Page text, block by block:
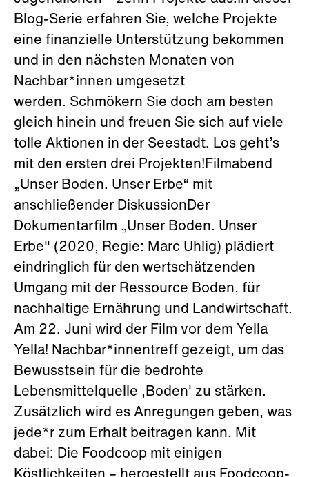
Blog-Serie erfahren Sie, welche Projekte
eine finanzielle Unterstützung bekommen
und in den nächsten Monaten von
Nachbar*innen umgesetzt
werden. Schmökern Sie doch am besten
gleich hinein und freuen Sie sich auf viele
tolle Aktionen in der Seestadt. Los geht’s
mit den ersten drei Projekten!Filmabend
„Unser Boden. Unser Erbe“ mit
anschließender DiskussionDer
Dokumentarfilm „Unser Boden. Unser
Erbe" (2020, Regie: Marc Uhlig) plädiert
eindringlich für den wertschätzenden
Umgang mit der Ressource Boden, für
nachhaltige Ernährung und Landwirtschaft.
Am 22. Juni wird der Film vor dem Yella
Yella! Nachbar*innentreff gezeigt, um das
Bewusstsein für die bedrohte
Lebensmittelquelle ‚Boden' zu stärken.
Zusätzlich wird es Anregungen geben, was
jede*r zum Erhalt beitragen kann. Mit
dabei: Die Foodcoop mit einigen